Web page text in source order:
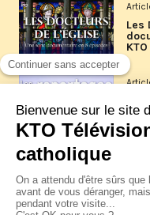
Les
KTO
La
XIV